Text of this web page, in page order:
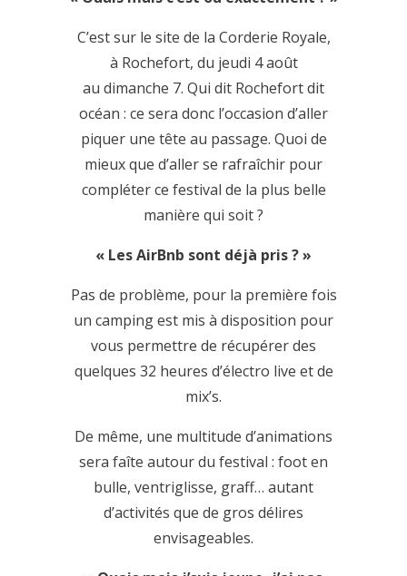
C’est sur le site de la Corderie Royale,
à Rochefort, du jeudi 4 août
au dimanche 7. Qui dit Rochefort dit
océan : ce sera donc l’occasion d’aller
piquer une tête au passage. Quoi de
mieux que d’aller se rafraîchir pour
compléter ce festival de la plus belle
manière qui soit ?
« Les AirBnb sont déjà pris ? »
Pas de problème, pour la première fois
un camping est mis à disposition pour
vous permettre de récupérer des
quelques 32 heures d’électro live et de
mix’s.
De même, une multitude d’animations
sera faîte autour du festival : foot en
bulle, ventriglisse, graff… autant
d’activités que de gros délires
envisageables.